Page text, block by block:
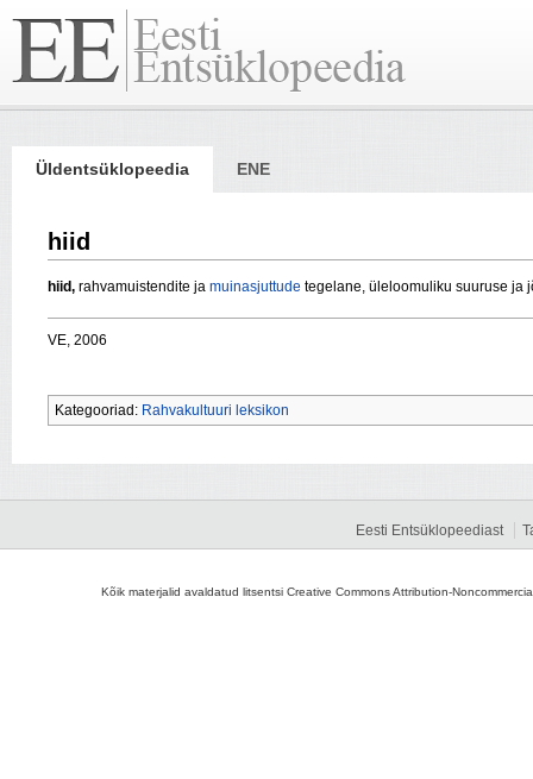
Üldentsüklopeedia ENE
hiid
hiid, rahvamuistendite ja muinasjuttude tegelane, üleloomuliku suuruse ja
VE, 2006
Kategooriad: Rahvakultuuri leksikon
Eesti Entsüklopeediast
Kõik materjalid avaldatud litsentsi Creative Commons Attribution-